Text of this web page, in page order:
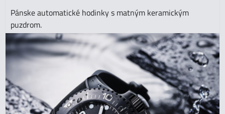
Pánske automatické hodinky s matným keramickým
puzdrom.